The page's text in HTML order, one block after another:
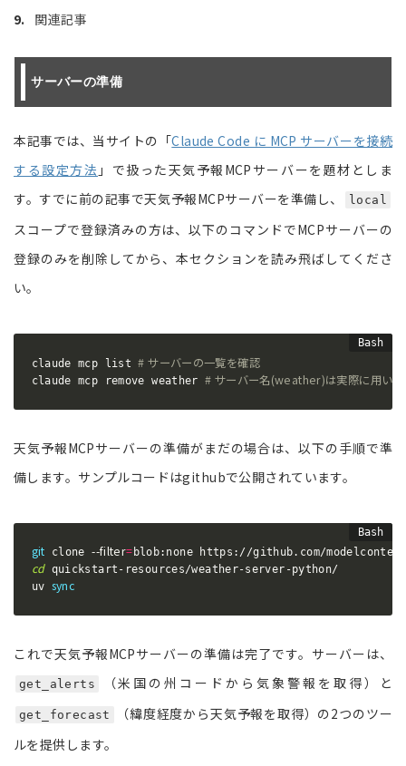
関連記事
サーバーの準備
本記事では、当サイトの「Claude Code に MCP サーバーを接続
する設定方法 」で扱った天気予報MCPサーバーを題材としま
す。すでに前の記事で天気予報MCPサーバーを準備し、
local
スコープで登録済みの方は、以下のコマンドでMCPサーバーの
登録のみを削除してから、本セクションを読み飛ばしてくださ
い。
claude mcp list # サーバーの一覧を確認
claude mcp remove weather # サーバー名(weather)は実際に用いた
天気予報MCPサーバーの準備がまだの場合は、以下の手順で準
備します。サンプルコードはgithubで公開されています。
git clone --filter=
cd quickstart-resources/weather-server-python/
uv sync
これで天気予報MCPサーバーの準備は完了です。サーバーは、
get_alerts （米国の州コードから気象警報を取得）と
get_forecast
（緯度経度から天気予報を取得）の2つのツー
ルを提供します。